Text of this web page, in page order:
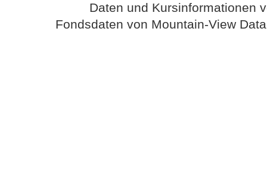
Daten und Kursinformationen
Fondsdaten von Mountain-View